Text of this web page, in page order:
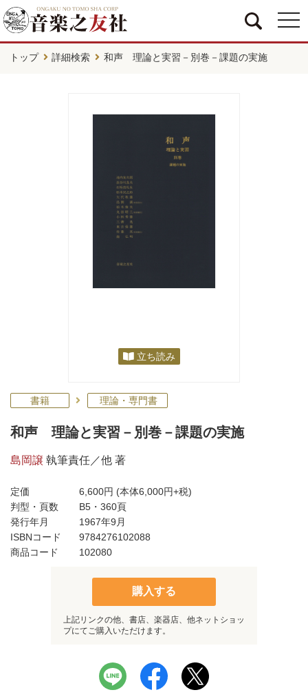
トップ 詳細検索 和声 理論と実習－別巻－課題の実施
立ち読み
書籍 理論・専門書
和声 理論と実習－別巻－課題の実施
島岡譲 執筆責任／他 著
定価 6,600円 (本体6,000円+税)
判型・頁数
B5・360頁
発行年月
1967年9月
ISBNコード
9784276102088
商品コード
102080
購入する
上記リンクの他、書店、楽器店、他ネットショッ
プにてご購入いただけます。